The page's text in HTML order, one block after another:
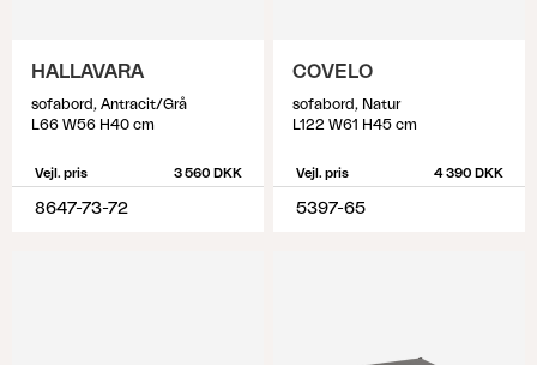
HALLAVARA
sofabord, Antracit/Grå
L66 W56 H40 cm
Vejl. pris 3 560 DKK
8647-73-72
COVELO
sofabord, Natur
L122 W61 H45 cm
Vejl. pris 4 390 DKK
5397-65